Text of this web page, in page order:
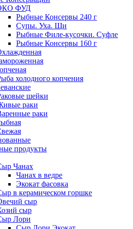
ФУД
Рыбные Консервы 240 г
Супы. Уха. Щи
Рыбные Филе-кусочки. Суфле
Рыбные Консервы 160 г
холодного копчения
шейки
раки
раки
продукты
Чанах
Чанах в ведре
Экокат фасовка
в керамическом горшке
сыр
сыр
Лори